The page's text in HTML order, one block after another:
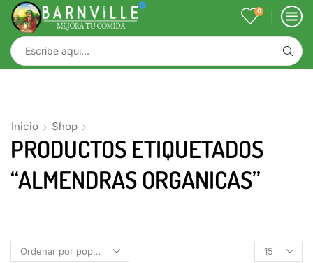
0
Inicio Shop
PRODUCTOS ETIQUETADOS
“ALMENDRAS ORGANICAS”